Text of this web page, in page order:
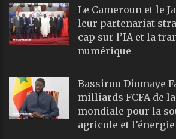
Le Cameroun et le
leur partenariat
cap sur l’IA et la
numérique
Bassirou Diomaye
milliards FCFA de
mondiale pour la
agricole et l’énergie